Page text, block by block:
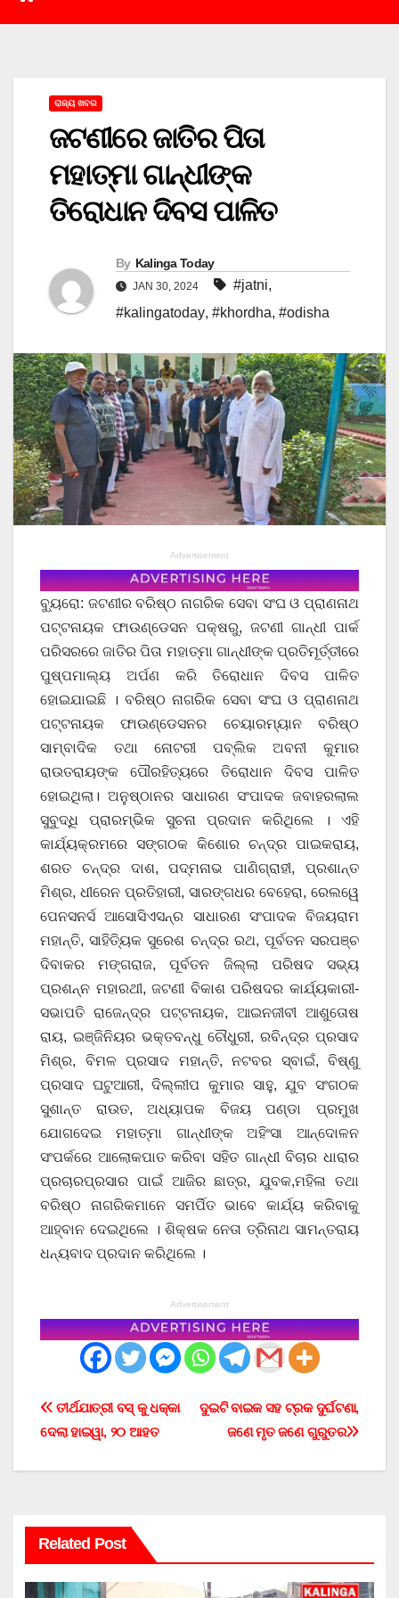
ରାଜ୍ୟ ଖବର
ଜଟଣୀରେ ଜାତିର ପିତା
ମହାତ୍ମା ଗାନ୍ଧୀଙ୍କ
ତିରୋଧାନ ଦିବସ ପାଳିତ
By Kalinga Today
JAN 30, 2024 #jatni,
#kalingatoday, #khordha, #odisha
Advertisement
ବ୍ୟୁରୋ: ଜଟଣୀର ବରିଷ୍ଠ ନାଗରିକ ସେବା ସଂଘ ଓ ପ୍ରାଣନାଥ
ପଟ୍ଟନାୟକ ଫାଉଣ୍ଡେସନ ପକ୍ଷରୁ, ଜଟଣୀ ଗାନ୍ଧୀ ପାର୍କ
ପରିସରରେ ଜାତିର ପିତା ମହାତ୍ମା ଗାନ୍ଧୀଙ୍କ ପ୍ରତିମୂର୍ତ୍ତୀରେ
ପୁଷ୍ପମାଲ୍ୟ ଅର୍ପଣ କରି ତିରୋଧାନ ଦିବସ ପାଳିତ
ହୋଇଯାଇଛି । ବରିଷ୍ଠ ନାଗରିକ ସେବା ସଂଘ ଓ ପ୍ରାଣନାଥ
ପଟ୍ଟନାୟକ ଫାଉଣ୍ଡେସନର ଚେୟାରମ୍ୟାନ ବରିଷ୍ଠ
ସାମ୍ବାଦିକ ତଥା ନୋଟରୀ ପବ୍ଲିକ ଅବନୀ କୁମାର
ରାଉତରାୟଙ୍କ ପୌରହିତ୍ୟରେ ତିରୋଧାନ ଦିବସ ପାଳିତ
ହୋଇଥିଲା। ଅନୁଷ୍ଠାନର ସାଧାରଣ ସଂପାଦକ ଜବାହରଲାଲ
ସୁବୁଦ୍ଧି ପ୍ରାରମ୍ଭିକ ସୁଚନା ପ୍ରଦାନ କରିଥିଲେ । ଏହି
କାର୍ଯ୍ୟକ୍ରମରେ ସଙ୍ଗଠକ କିଶୋର ଚନ୍ଦ୍ର ପାଇକରାୟ,
ଶରତ ଚନ୍ଦ୍ର ଦାଶ, ପଦ୍ମନାଭ ପାଣିଗ୍ରାହୀ, ପ୍ରଶାନ୍ତ
ମିଶ୍ର, ଧୀରେନ ପ୍ରତିହାରୀ, ସାରଙ୍ଗଧର ବେହେରା, ରେଲୱେ
ପେନସନର୍ସ ଆସୋସିଏସନ୍‌ର ସାଧାରଣ ସଂପାଦକ ବିଜୟରାମ
ମହାନ୍ତି, ସାହିତ୍ୟିକ ସୁରେଶ ଚନ୍ଦ୍ର ରଥ, ପୂର୍ବତନ ସରପଞ୍ଚ
ଦିବାକର ମଙ୍ଗରାଜ, ପୂର୍ବତନ ଜିଲ୍ଲା ପରିଷଦ ସଭ୍ୟ
ପ୍ରଶନ୍ନ ମହାରଥୀ, ଜଟଣୀ ବିକାଶ ପରିଷଦର କାର୍ଯ୍ୟକାରୀ-
ସଭାପତି ରାଜେନ୍ଦ୍ର ପଟ୍ଟନାୟକ, ଆଇନଜୀବୀ ଆଶୁତୋଷ
ରାୟ, ଇଞ୍ଜିନିୟର ଭକ୍ତବନ୍ଧୁ ଚୌଧୁରୀ, ରବିନ୍ଦ୍ର ପ୍ରସାଦ
ମିଶ୍ର, ବିମଳ ପ୍ରସାଦ ମହାନ୍ତି, ନଟବର ସ୍ବାଇଁ, ବିଷ୍ଣୁ
ପ୍ରସାଦ ଘଟୁଆରୀ, ଦିଲ୍ଲୀପ କୁମାର ସାହୁ, ଯୁବ ସଂଗଠକ
ସୁଶାନ୍ତ ରାଉତ, ଅଧ୍ୟାପକ ବିଜୟ ପଣ୍ଡା ପ୍ରମୁଖ
ଯୋଗଦେଇ ମହାତ୍ମା ଗାନ୍ଧୀଙ୍କ ଅହିଂସା ଆନ୍ଦୋଳନ
ସଂପର୍କରେ ଆଲୋକପାତ କରିବା ସହିତ ଗାନ୍ଧୀ ବିଚାର ଧାରାର
ପ୍ରଚାରପ୍ରସାର ପାଇଁ ଆଜିର ଛାତ୍ର, ଯୁବକ,ମହିଳା ତଥା
ବରିଷ୍ଠ ନାଗରିକମାନେ ସମର୍ପିତ ଭାବେ କାର୍ଯ୍ୟ କରିବାକୁ
ଆହ୍ବାନ ଦେଇଥିଲେ । ଶିକ୍ଷକ ନେତା ତ୍ରିନାଥ ସାମନ୍ତରାୟ
ଧନ୍ୟବାଦ ପ୍ରଦାନ କରିଥିଲେ ।
Advertisement
Post
navigation
ଦୁଇଟି ବାଇକ ସହ ଟ୍ରକ ଦୁର୍ଘଟଣା,
ଜଣେ ମୃତ ଜଣେ ଗୁରୁତର
ତୀର୍ଥଯାତ୍ରୀ ବସ୍ କୁ ଧକ୍କା
ଦେଲା ହାଇୱା, ୨୦ ଆହତ
Related Post